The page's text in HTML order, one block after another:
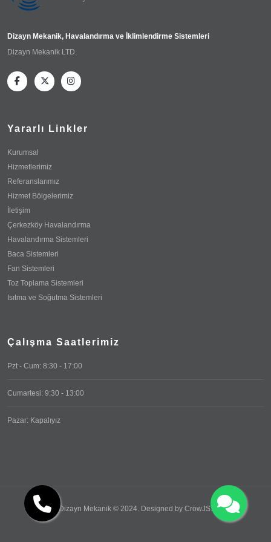
Dizayn Mekanik, Havalandırma ve İklimlendirme Sistemleri
Dizayn Mekanik LTD.
Yararlı Linkler
Kurumsal
Hizmetlerimiz
Referanslarımız
Hizmet Bölgelerimiz
İletişim
Çerkezköy Havalandırma
Havalandırma Sistemleri
Baca Sistemleri
Fan Sistemleri
Toz Toplama Sistemleri
Isıtma ve Soğutma Sistemleri
Çalışma Saatlerimiz
Pzt - Cum: 8:30 - 17:00
Cumartesi: 9:30 - 13:00
Pazar: Kapalıyız
Dizayn Mekanik © 2024. Designed by CrowJS.